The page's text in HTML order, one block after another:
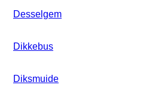
Desselgem
Dikkebus
Diksmuide